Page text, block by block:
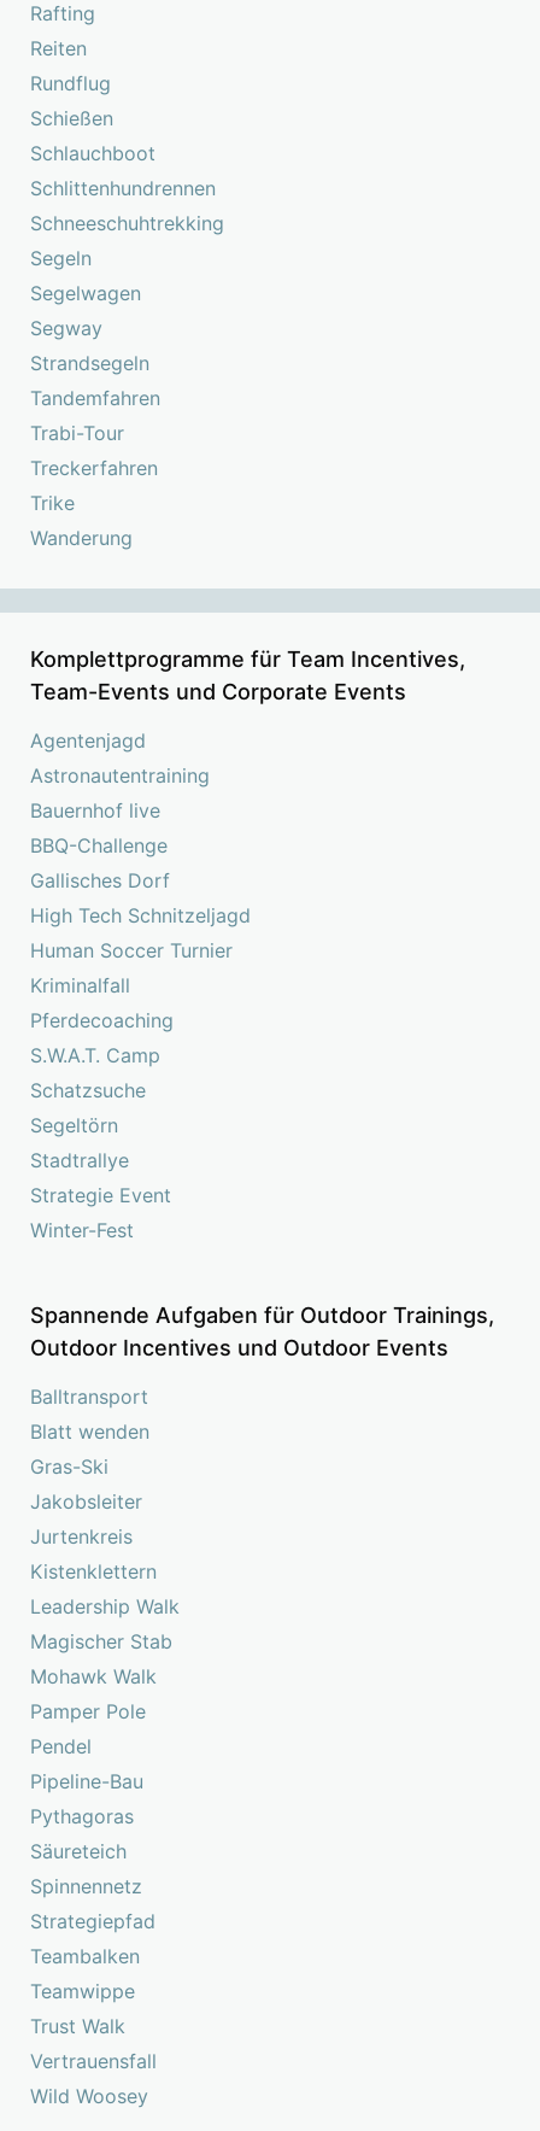
Rafting
Reiten
Rundflug
Schießen
Schlauchboot
Schlittenhundrennen
Schneeschuhtrekking
Segeln
Segelwagen
Segway
Strandsegeln
Tandemfahren
Trabi-Tour
Treckerfahren
Trike
Wanderung
Komplettprogramme für Team Incentives,
Team-Events und Corporate Events
Agentenjagd
Astronautentraining
Bauernhof live
BBQ-Challenge
Gallisches Dorf
High Tech Schnitzeljagd
Human Soccer Turnier
Kriminalfall
Pferdecoaching
S.W.A.T. Camp
Schatzsuche
Segeltörn
Stadtrallye
Strategie Event
Winter-Fest
Spannende Aufgaben für Outdoor Trainings,
Outdoor Incentives und Outdoor Events
Balltransport
Blatt wenden
Gras-Ski
Jakobsleiter
Jurtenkreis
Kistenklettern
Leadership Walk
Magischer Stab
Mohawk Walk
Pamper Pole
Pendel
Pipeline-Bau
Pythagoras
Säureteich
Spinnennetz
Strategiepfad
Teambalken
Teamwippe
Trust Walk
Vertrauensfall
Wild Woosey